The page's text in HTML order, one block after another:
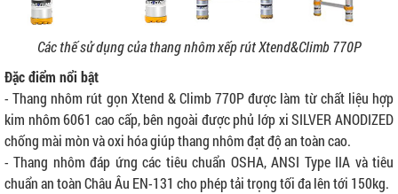
Các thế sử dụng của thang nhôm xếp rút Xtend&Climb 770P
Đặc điểm nổi bật
- Thang nhôm rút gọn Xtend & Climb 770P được làm từ chất liệu hợp
kim nhôm 6061 cao cấp, bên ngoài được phủ lớp xi SILVER ANODIZED
chống mài mòn và oxi hóa giúp thang nhôm đạt độ an toàn cao.
- Thang nhôm đáp ứng các tiêu chuẩn OSHA, ANSI Type IIA và tiêu
chuẩn an toàn Châu Âu EN-131 cho phép tải trọng tối đa lên tới 150kg.